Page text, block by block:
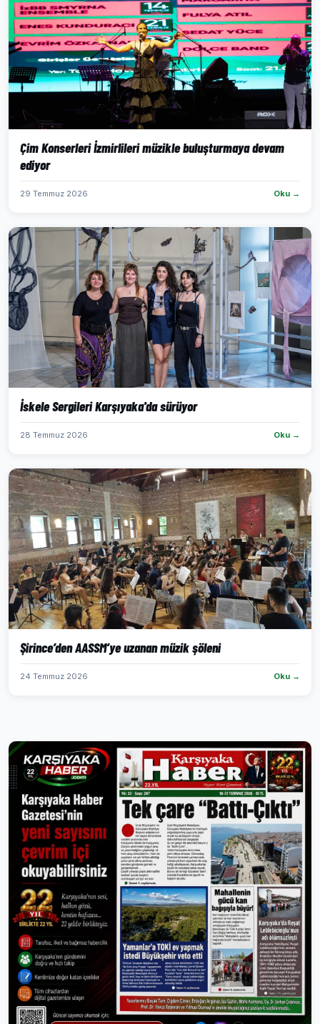
Çim Konserleri İzmirlileri müzikle buluşturmaya devam
ediyor
29 Temmuz 2026 Oku →
İskele Sergileri Karşıyaka'da sürüyor
28 Temmuz 2026 Oku →
Şirince’den AASSM’ye uzanan müzik şöleni
24 Temmuz 2026 Oku →